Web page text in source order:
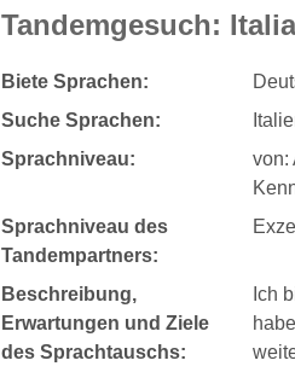
Tandemgesuch:
Biete Sprachen:
Suche Sprachen:
Sprachniveau:
von:
Sprachniveau des
Tandempartners:
Beschreibung,
Erwartungen und Ziele
des Sprachtauschs:
Ich